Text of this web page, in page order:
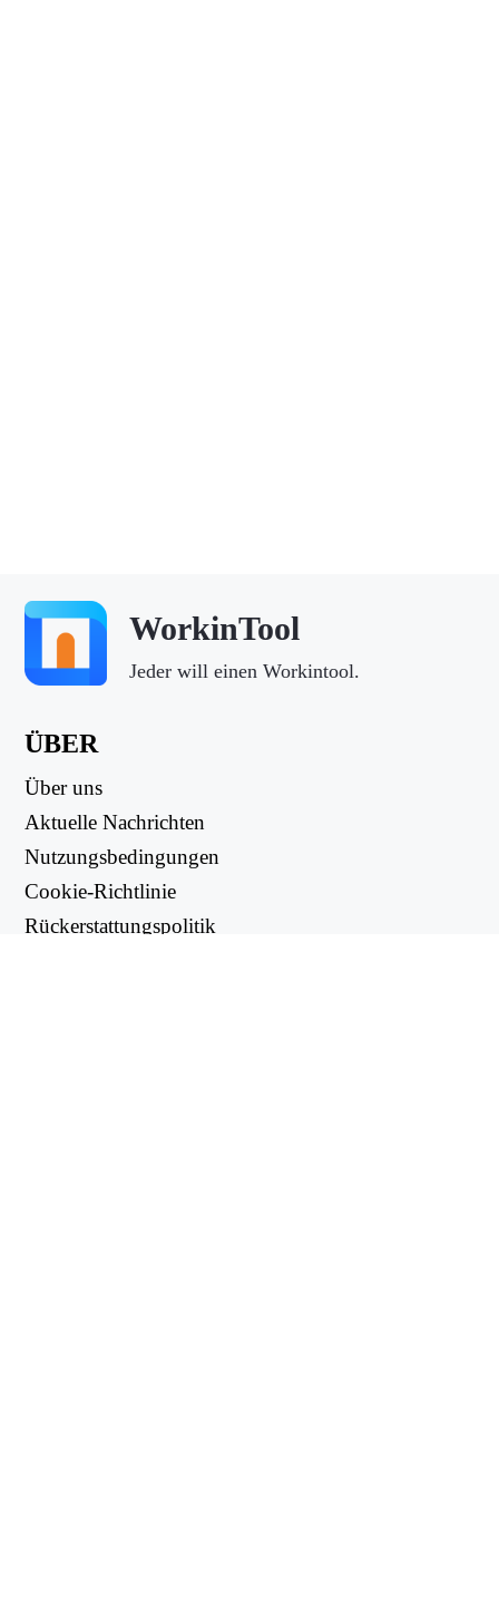
WorkinTool
Jeder will einen Workintool.
ÜBER
Über uns
Aktuelle Nachrichten
Nutzungsbedingungen
Cookie-Richtlinie
Rückerstattungspolitik